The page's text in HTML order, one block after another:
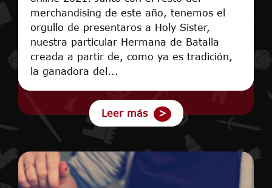
merchandising de este año, tenemos el
orgullo de presentaros a Holy Sister,
nuestra particular Hermana de Batalla
creada a partir de, como ya es tradición,
la ganadora del...
Leer más